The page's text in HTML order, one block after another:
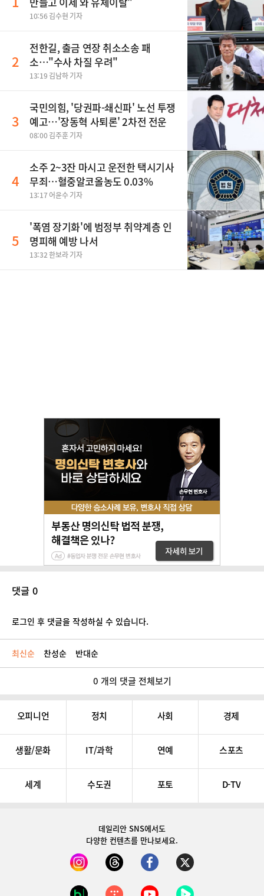
10:56 김수현 기자
2
전한길, 출금 연장 취소소송 패
소…"수사 차질 우려"
13:19 김남하 기자
3
국민의힘, '당권파-쇄신파' 노선 투쟁
예고…'장동혁 사퇴론' 2차전 전운
08:00 김주훈 기자
4
소주 2~3잔 마시고 운전한 택시기사
무죄…혈중알코올농도 0.03%
13:17 어윤수 기자
5
'폭염 장기화'에 범정부 취약계층 인
명피해 예방 나서
13:32 한보라 기자
댓글 0
로그인 후 댓글을 작성하실 수 있습니다.
최신순 찬성순 반대순
0 개의 댓글 전체보기
오피니언 정치 사회 경제
생활/문화 IT/과학 연예 스포츠
세계 수도권 포토 D-TV
데일리안 SNS에서도
다양한 컨텐츠를 만나보세요.